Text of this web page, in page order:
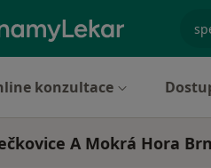
konzultace
A Mokrá Hora